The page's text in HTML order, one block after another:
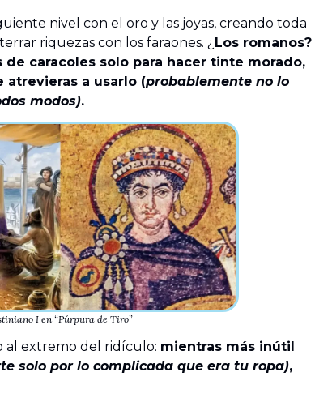
nivel con el oro y las joyas, creando toda
riquezas con los faraones. ¿ Los romanos?
caracoles solo para hacer tinte morado,
atrevieras a usarlo (probablemente no lo
modos).
I en “Púrpura de Tiro”
al extremo del ridículo: mientras más inútil
solo por lo complicada que era tu ropa),